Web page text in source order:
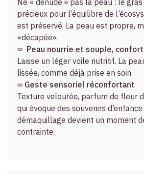
précieux pour l’équilibre de
est préservé. La peau est propre,
«décapée».
∞ Peau nourrie et souple,
Laisse un léger voile nutritif. La
lissée, comme déjà prise en soin.
∞ Geste sensoriel réconfortant
Texture veloutée, parfum de fleur
qui évoque des souvenirs
démaquillage devient un moment
contrainte.